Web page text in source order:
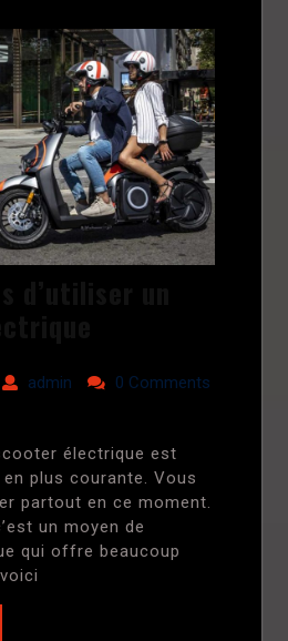
admin
0 Comments
électrique est
plus courante. Vous
partout en ce moment.
un moyen de
qui offre beaucoup